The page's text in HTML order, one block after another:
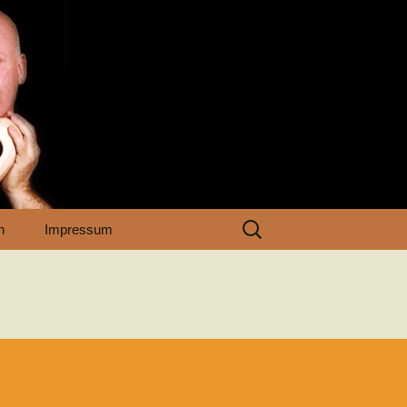
Impressum
Suchen
nach: